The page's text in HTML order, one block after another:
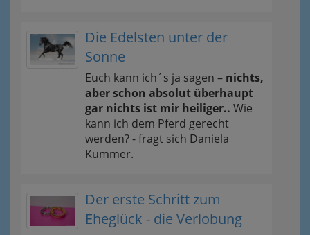
Die Edelsten unter der
Sonne
Euch kann ich´s ja sagen – nichts,
aber schon absolut überhaupt
gar nichts ist mir heiliger.. Wie
kann ich dem Pferd gerecht
werden? - fragt sich Daniela
Kummer.
Der erste Schritt zum
Eheglück - die Verlobung